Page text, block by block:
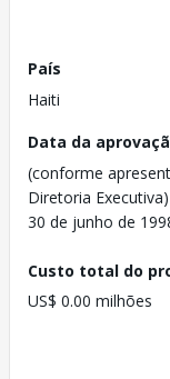
País
Haiti
Data da
(conforme
Diretoria Executiva)
30 de junho de
Custo total do
US$ 0.00 milhões